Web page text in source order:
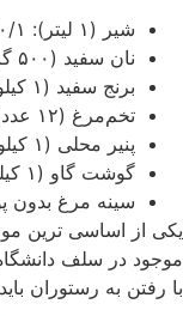
شیر (۱ لیتر): ۲۰/۱ یورو
نان سفید (۵۰۰ گرم): ۹۵/۱ یورو
برنج سفید (۱ کیلوگرم): ۲۵/۲ یورو
تخم‌مرغ (۱۲ عدد): ۹۰/۲ یورو
پنیر محلی (۱ کیلوگرم): ۶۰/۱۳ یورو
گوشت گاو (۱ کیلوگرم): ۰۶/۱۸ یورو
سینه مرغ بدون پوست و
یکی از اساسی ترین
موجود در سلف
با رفتن به رستوران